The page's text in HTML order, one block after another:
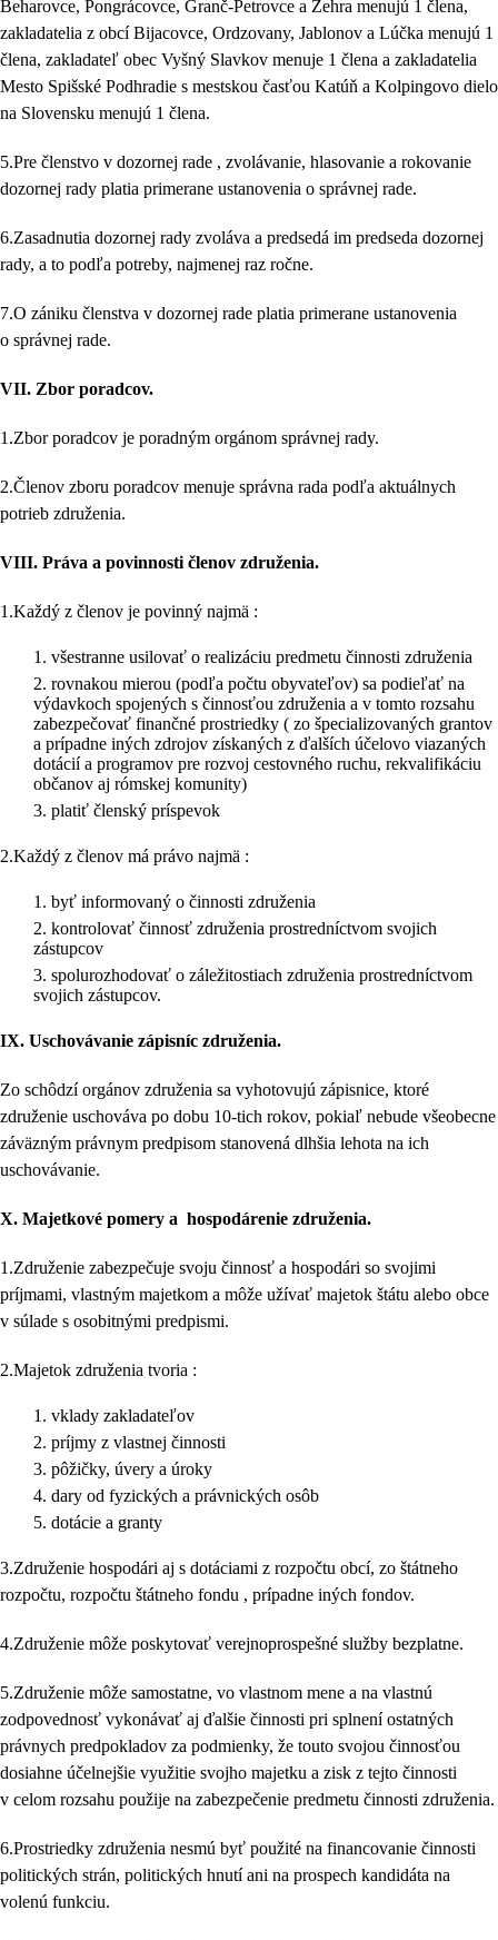
Beharovce, Pongrácovce, Granč-Petrovce a Žehra menujú 1 člena,
zakladatelia z obcí Bijacovce, Ordzovany, Jablonov a Lúčka menujú 1
člena, zakladateľ obec Vyšný Slavkov menuje 1 člena a zakladatelia
Mesto Spišské Podhradie s mestskou časťou Katúň a Kolpingovo dielo
na Slovensku menujú 1 člena.
5.Pre členstvo v dozornej rade , zvolávanie, hlasovanie a rokovanie
dozornej rady platia primerane ustanovenia o správnej rade.
6.Zasadnutia dozornej rady zvoláva a predsedá im predseda dozornej
rady, a to podľa potreby, najmenej raz ročne.
7.O zániku členstva v dozornej rade platia primerane ustanovenia
o správnej rade.
VII. Zbor poradcov.
1.Zbor poradcov je poradným orgánom správnej rady.
2.Členov zboru poradcov menuje správna rada podľa aktuálnych
potrieb združenia.
VIII. Práva a povinnosti členov združenia.
1.Každý z členov je povinný najmä :
všestranne usilovať o realizáciu predmetu činnosti združenia
rovnakou mierou (podľa počtu obyvateľov) sa podieľať na
výdavkoch spojených s činnosťou združenia a v tomto rozsahu
zabezpečovať finančné prostriedky ( zo špecializovaných grantov
a prípadne iných zdrojov získaných z ďalších účelovo viazaných
dotácií a programov pre rozvoj cestovného ruchu, rekvalifikáciu
občanov aj rómskej komunity)
platiť členský príspevok
2.Každý z členov má právo najmä :
byť informovaný o činnosti združenia
kontrolovať činnosť združenia prostredníctvom svojich
zástupcov
spolurozhodovať o záležitostiach združenia prostredníctvom
svojich zástupcov.
IX. Uschovávanie zápisníc združenia.
Zo schôdzí orgánov združenia sa vyhotovujú zápisnice, ktoré
združenie uschováva po dobu 10-tich rokov, pokiaľ nebude všeobecne
záväzným právnym predpisom stanovená dlhšia lehota na ich
uschovávanie.
X. Majetkové pomery a hospodárenie združenia.
1.Združenie zabezpečuje svoju činnosť a hospodári so svojimi
príjmami, vlastným majetkom a môže užívať majetok štátu alebo obce
v súlade s osobitnými predpismi.
2.Majetok združenia tvoria :
vklady zakladateľov
príjmy z vlastnej činnosti
pôžičky, úvery a úroky
dary od fyzických a právnických osôb
dotácie a granty
3.Združenie hospodári aj s dotáciami z rozpočtu obcí, zo štátneho
rozpočtu, rozpočtu štátneho fondu , prípadne iných fondov.
4.Združenie môže poskytovať verejnoprospešné služby bezplatne.
5.Združenie môže samostatne, vo vlastnom mene a na vlastnú
zodpovednosť vykonávať aj ďalšie činnosti pri splnení ostatných
právnych predpokladov za podmienky, že touto svojou činnosťou
dosiahne účelnejšie využitie svojho majetku a zisk z tejto činnosti
v celom rozsahu použije na zabezpečenie predmetu činnosti združenia.
6.Prostriedky združenia nesmú byť použité na financovanie činnosti
politických strán, politických hnutí ani na prospech kandidáta na
volenú funkciu.